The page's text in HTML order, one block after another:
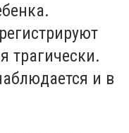
трагически.
и в